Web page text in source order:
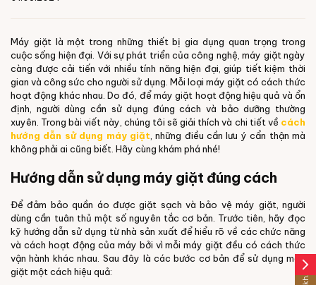
Máy giặt là một trong những thiết bị gia dụng quan trọng trong
cuộc sống hiện đại. Với sự phát triển của công nghệ, máy giặt ngày
càng được cải tiến với nhiều tính năng hiện đại, giúp tiết kiệm thời
gian và công sức cho người sử dụng. Mỗi loại máy giặt có cách thức
hoạt động khác nhau. Do đó, để máy giặt hoạt động hiệu quả và ổn
định, người dùng cần sử dụng đúng cách và bảo dưỡng thường
xuyên. Trong bài viết này, chúng tôi sẽ giải thích và chi tiết về cách
hướng dẫn sử dụng máy giặt, những điều cần lưu ý cẩn thận mà
không phải ai cũng biết. Hãy cùng khám phá nhé!
Hướng dẫn sử dụng máy giặt đúng cách
Để đảm bảo quần áo được giặt sạch và bảo vệ máy giặt, người
dùng cần tuân thủ một số nguyên tắc cơ bản. Trước tiên, hãy đọc
kỹ hướng dẫn sử dụng từ nhà sản xuất để hiểu rõ về các chức năng
và cách hoạt động của máy bởi vì mỗi máy giặt đều có cách thức
vận hành khác nhau. Sau đây là các bước cơ bản để sử dụng máy
giặt một cách hiệu quả:
arrow_forward_ios